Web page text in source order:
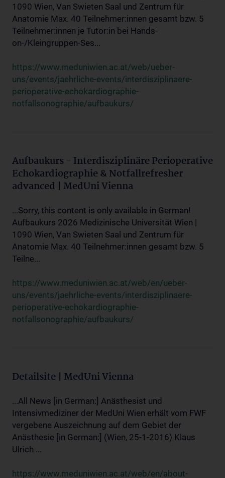
1090 Wien, Van Swieten Saal und Zentrum für
Anatomie Max. 40 Teilnehmer:innen gesamt bzw. 5
Teilnehmer:innen je Tutor:in bei Hands-
on-/Kleingruppen-Ses...
https://www.meduniwien.ac.at/web/ueber-
uns/events/jaehrliche-events/interdisziplinaere-
perioperative-echokardiographie-
notfallsonographie/aufbaukurs/
Aufbaukurs - Interdisziplinäre Perioperative
Echokardiographie & Notfallrefresher
advanced | MedUni Vienna
...Sorry, this content is only available in German!
Aufbaukurs 2026 Medizinische Universität Wien |
1090 Wien, Van Swieten Saal und Zentrum für
Anatomie Max. 40 Teilnehmer:innen gesamt bzw. 5
Teilne...
https://www.meduniwien.ac.at/web/en/ueber-
uns/events/jaehrliche-events/interdisziplinaere-
perioperative-echokardiographie-
notfallsonographie/aufbaukurs/
Detailsite | MedUni Vienna
...All News [in German:] Anästhesist und
Intensivmediziner der MedUni Wien erhält vom FWF
vergebene Auszeichnung auf dem Gebiet der
Anästhesie [in German:] (Wien, 25-1-2016) Klaus
Ulrich ...
https://www.meduniwien.ac.at/web/en/about-